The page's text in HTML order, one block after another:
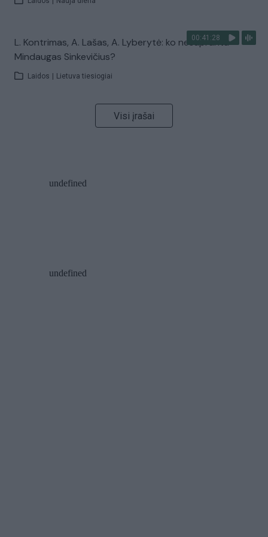
00:41:28
L. Kontrimas, A. Lašas, A. Lyberytė: ko nesupranta
Mindaugas Sinkevičius?
Laidos Lietuva tiesiogiai
Visi įrašai